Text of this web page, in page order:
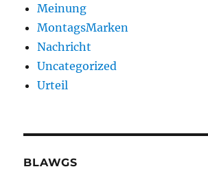
Meinung
MontagsMarken
Nachricht
Uncategorized
Urteil
BLAWGS